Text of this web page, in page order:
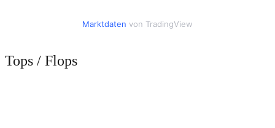
Marktdaten von TradingView
Tops / Flops